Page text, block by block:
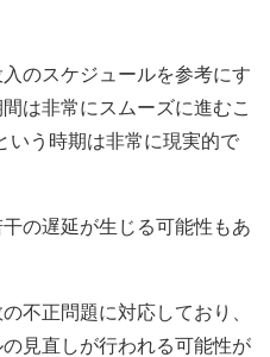
のスケジュールを参考にす
は非常にスムーズに進むこ
いう時期は非常に現実的で
の遅延が生じる可能性もあ
不正問題に対応しており、
見直しが行われる可能性が